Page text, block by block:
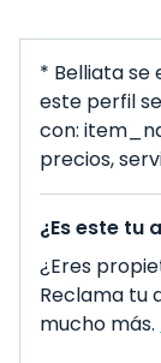
* Belliata se
este perfil
con:
precios,
¿Es este tu
¿Eres
Reclama tu
mucho más.